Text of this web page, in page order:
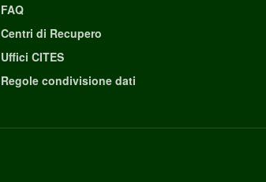
FAQ
Centri di Recupero
Uffici CITES
Regole condivisione dati